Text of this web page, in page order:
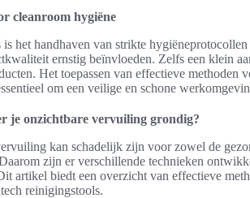
cleanroom hygiëne
is het handhaven van strikte
ernstig beïnvloeden. Zelfs een klein
Het toepassen van effectieve methoden
om een veilige en schone
je onzichtbare vervuiling grondig?
kan schadelijk zijn voor zowel de
zijn er verschillende technieken
artikel biedt een overzicht van effectieve
reinigingstools.